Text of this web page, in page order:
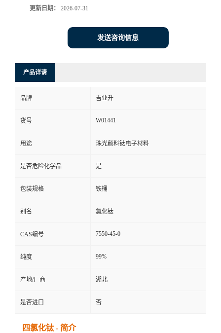
更新日期： 2026-07-31
发送咨询信息
产品详请
品牌 吉业升
货号 W01441
用途 珠光颜料钛电子材料
是否危险化学品 是
包装规格 铁桶
别名 氯化钛
CAS编号 7550-45-0
纯度 99%
产地/厂商 湖北
是否进口 否
四氯化钛 - 简介